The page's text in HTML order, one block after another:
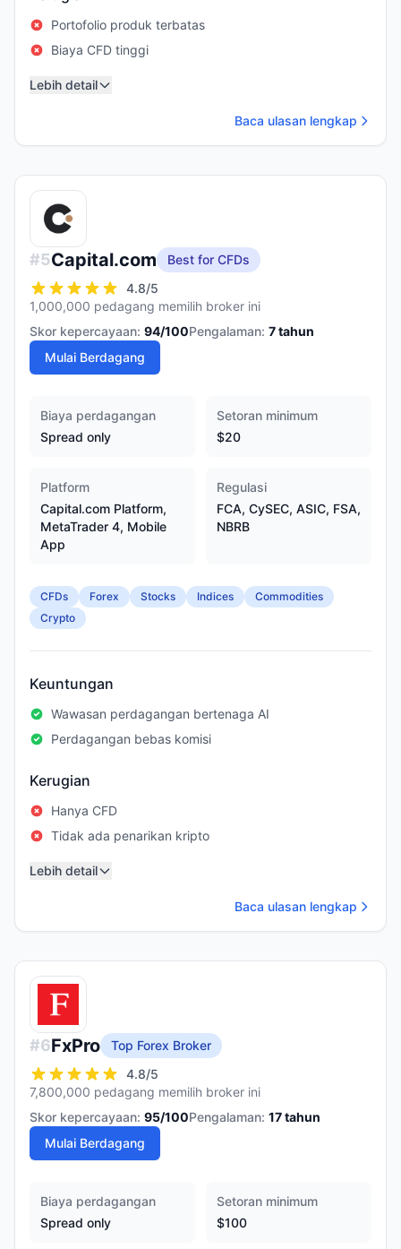
Portofolio produk terbatas
Biaya CFD tinggi
Lebih detail
Baca ulasan lengkap
#5Capital.com
Best for CFDs
4.8/5
1,000,000 pedagang memilih broker ini
Skor kepercayaan: 94/100Pengalaman: 7tahun
Mulai Berdagang
Biaya perdagangan
Spread only
Setoran minimum
$20
Platform
Capital.com Platform,
MetaTrader 4, Mobile
App
Regulasi
FCA, CySEC, ASIC, FSA,
NBRB
CFDs Forex Stocks Indices
Commodities
Crypto
Keuntungan
Wawasan perdagangan bertenaga AI
Perdagangan bebas komisi
Kerugian
Hanya CFD
Tidak ada penarikan kripto
Lebih detail
Baca ulasan lengkap
#6FxPro
Top Forex Broker
4.8/5
7,800,000 pedagang memilih broker ini
Skor kepercayaan: 95/100Pengalaman: 17tahun
Mulai Berdagang
Biaya perdagangan
Spread only
Setoran minimum
$100